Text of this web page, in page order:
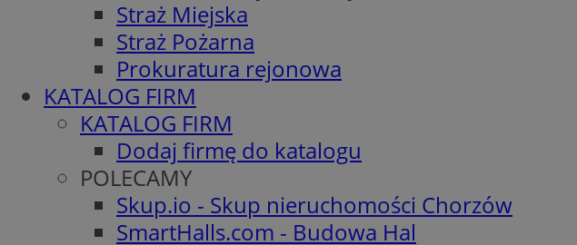
Straż Miejska
Straż Pożarna
Prokuratura rejonowa
KATALOG FIRM
KATALOG FIRM
Dodaj firmę do katalogu
POLECAMY
Skup.io - Skup nieruchomości Chorzów
SmartHalls.com - Budowa Hal